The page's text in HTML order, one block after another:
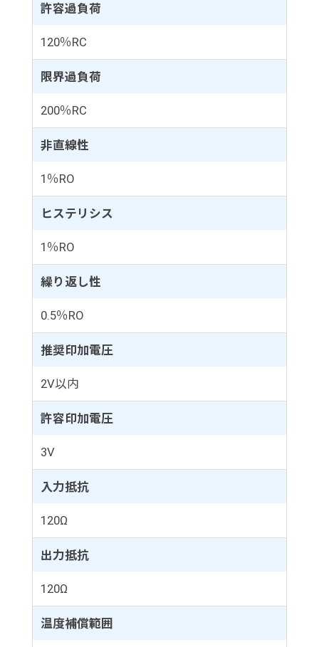
許容過負荷
120％RC
限界過負荷
200％RC
非直線性
1％RO
ヒステリシス
1％RO
繰り返し性
0.5％RO
推奨印加電圧
2V以内
許容印加電圧
3V
入力抵抗
120Ω
出力抵抗
120Ω
温度補償範囲